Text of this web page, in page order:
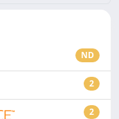
ND
2
2